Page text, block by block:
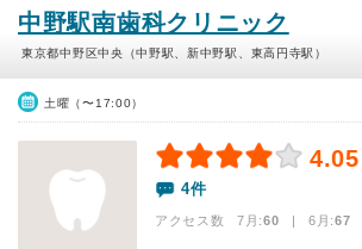
中野駅南歯科クリニック
東京都中野区中央（中野駅、新中野駅、東高円寺駅）
土曜（〜17:00）
4.05
4件
アクセス数 7月:60 | 6月:67